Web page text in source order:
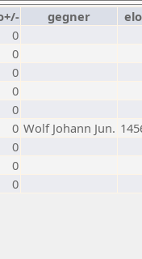
gegner elo
0
0
0
0
0
0 Wolf Johann Jun.
0
0
0